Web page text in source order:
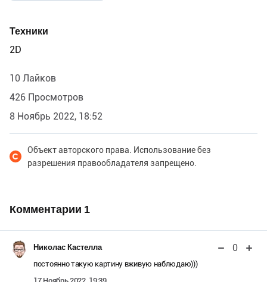
Техники
2D
10 Лайков
426 Просмотров
8 Ноябрь 2022, 18:52
Объект авторского права. Использование без
разрешения правообладателя запрещено.
Комментарии 1
Николас Кастелла 0
постоянно такую картину вживую наблюдаю)))